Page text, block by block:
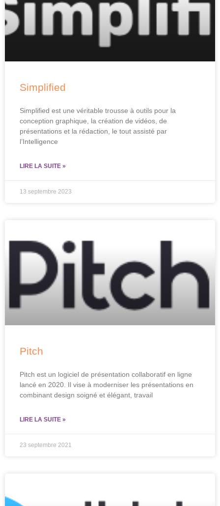
Simplified
Simplified est une véritable trousse à outils pour la
conception graphique, la création de vidéos, de
présentations et la rédaction, le tout assisté par
l’Intelligence
LIRE LA SUITE »
13 septembre 2023
Pitch
Pitch est un logiciel de présentation collaboratif en ligne
lancé en 2020. Il vise à moderniser les présentations en
combinant design soigné et élégant, travail
LIRE LA SUITE »
23 septembre 2021